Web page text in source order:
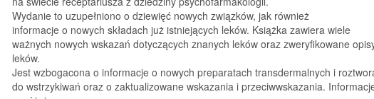
Wydanie to uzupełniono o dziewięć nowych związków, jak również
informacje o nowych składach już istniejących leków. Książka zawiera wiele
ważnych nowych wskazań dotyczących znanych leków oraz zweryfikowane
leków.
Jest wzbogacona o informacje o nowych preparatach transdermalnych i
do wstrzykiwań oraz o zaktualizowane wskazania i przeciwwskazania.